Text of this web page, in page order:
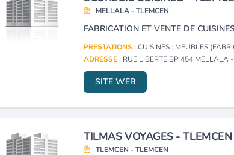
MELLALA - TLEMCEN
FABRICATION ET VENTE DE
PRESTATIONS :CUISINES : MEUBLES
ADRESSE : RUE LIBERTE BP 454 MELLALA
SITE WEB
TILMAS VOYAGES - TLEMCEN
TLEMCEN - TLEMCEN